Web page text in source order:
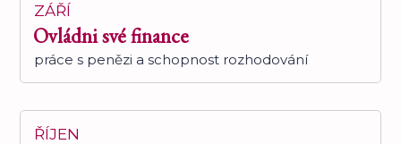
ZÁŘÍ
Ovládni své finance
práce s penězi a schopnost rozhodování
ŘÍJEN